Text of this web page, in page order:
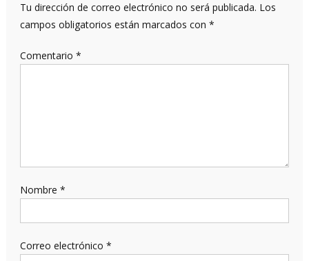
Tu dirección de correo electrónico no será publicada. Los
campos obligatorios están marcados con *
Comentario *
Nombre *
Correo electrónico *